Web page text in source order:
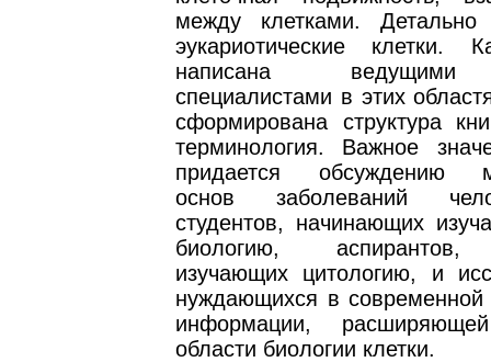
между клетками. Детально
эукариотические клетки.
написана ведущими
специалистами в этих
сформирована структура
терминология. Важное
придается обсуждению
основ заболеваний
студентов, начинающих
биологию, аспирантов,
изучающих цитологию, и
нуждающихся в современной
информации,
области биологии клетки.